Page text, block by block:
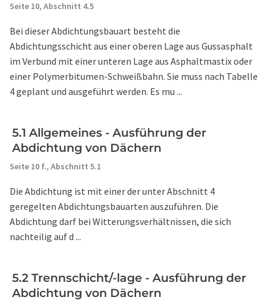
Seite 10, Abschnitt 4.5
Bei dieser Abdichtungsbauart besteht die
Abdichtungsschicht aus einer oberen Lage aus Gussasphalt
im Verbund mit einer unteren Lage aus Asphaltmastix oder
einer Polymerbitumen-Schweißbahn. Sie muss nach Tabelle
4 geplant und ausgeführt werden. Es mu ...
5.1 Allgemeines - Ausführung der
Abdichtung von Dächern
Seite 10 f., Abschnitt 5.1
Die Abdichtung ist mit einer der unter Abschnitt 4
geregelten Abdichtungsbauarten auszuführen. Die
Abdichtung darf bei Witterungsverhältnissen, die sich
nachteilig auf d ...
5.2 Trennschicht/-lage - Ausführung der
Abdichtung von Dächern